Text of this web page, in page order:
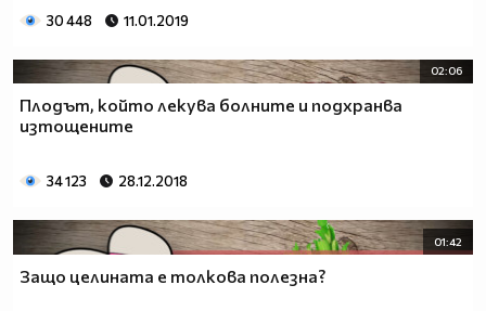
30 448 11.01.2019
02:06
Плодът, който лекува болните и подхранва
изтощените
34 123 28.12.2018
01:42
Защо целината е толкова полезна?